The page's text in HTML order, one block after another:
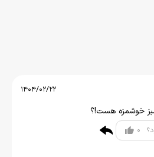
1404/02/22
خوشمزه هست!؟
0